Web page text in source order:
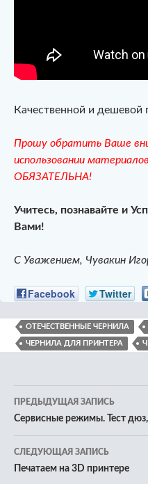
Качественной и дешевой
Прошу обратить Ваше
использовании
ОБЯЗАТЕЛЬНА!
Учитесь, познавайте и
Вами!
С Уважением, Чувакин
Facebook Twitter
ОТЕЧЕСТВЕННЫЕ ЧЕРНИЛА
ЧЕРНИЛА ДЛЯ ПРИНТЕРА
Навигация
по
записям
ПРЕДЫДУЩАЯ ЗАПИСЬ
Сервисные режимы. Тест
СЛЕДУЮЩАЯ ЗАПИСЬ
Печатаем на 3D принтере